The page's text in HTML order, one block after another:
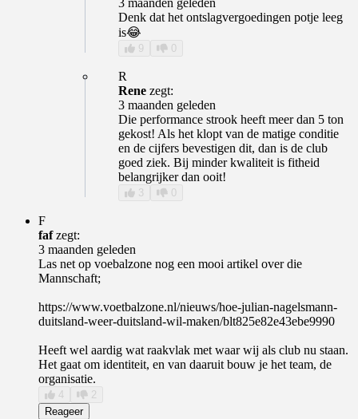
3 maanden geleden
Denk dat het ontslagvergoedingen potje leeg
is😂
9 0
R
Rene zegt:
3 maanden geleden
Die performance strook heeft meer dan 5 ton
gekost! Als het klopt van de matige conditie
en de cijfers bevestigen dit, dan is de club
goed ziek. Bij minder kwaliteit is fitheid
belangrijker dan ooit!
3 0
F
fafzegt:
3 maanden geleden
Las net op voebalzone nog een mooi artikel over die
Mannschaft;
https://www.voetbalzone.nl/nieuws/hoe-julian-nagelsmann-
duitsland-weer-duitsland-wil-maken/blt825e82e43ebe9990
Heeft wel aardig wat raakvlak met waar wij als club nu staan.
Het gaat om identiteit, en van daaruit bouw je het team, de
organisatie.
4
2
Reageer